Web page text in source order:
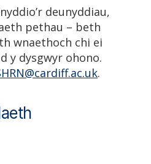
deunyddiau,
pethau – beth
wnaethoch chi ei
y dysgwyr ohono.
.